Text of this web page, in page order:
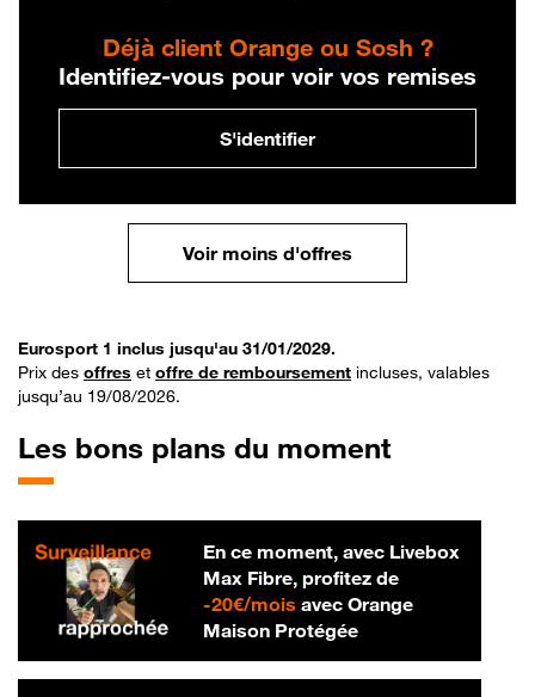
Déjà client Orange ou Sosh ?
Identifiez-vous pour voir vos remises
S'identifier
Voir moins d'offres
Eurosport 1 inclus jusqu'au 31/01/2029.
Prix des offres et offre de remboursement incluses, valables
jusqu’au 19/08/2026.
Les bons plans du moment
En ce moment, avec Livebox
Max Fibre, profitez de
-20€/mois20 € par mois
avec Orange
Maison Protégée